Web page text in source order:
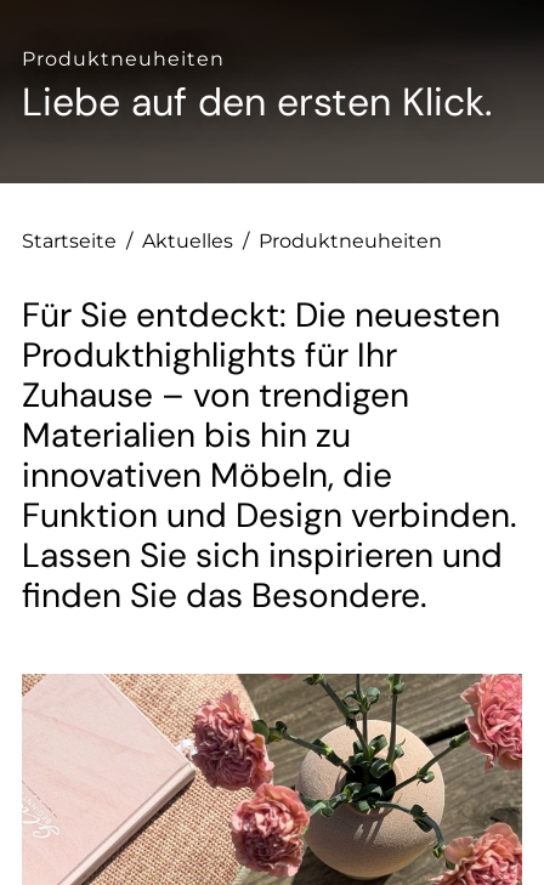
Produktneuheiten
Liebe auf den ersten Klick.
Startseite / Aktuelles / Produktneuheiten
Für Sie entdeckt: Die neuesten
Produkthighlights für Ihr
Zuhause – von trendigen
Materialien bis hin zu
innovativen Möbeln, die
Funktion und Design verbinden.
Lassen Sie sich inspirieren und
finden Sie das Besondere.